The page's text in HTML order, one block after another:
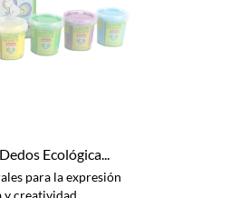
Ecológica...
para la expresión
creatividad...